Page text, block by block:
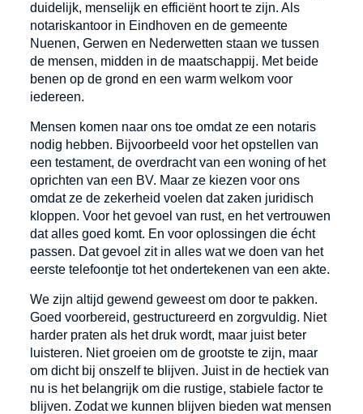
duidelijk, menselijk en efficiënt hoort te zijn. Als
notariskantoor in Eindhoven en de gemeente
Nuenen, Gerwen en Nederwetten staan we tussen
de mensen, midden in de maatschappij. Met beide
benen op de grond en een warm welkom voor
iedereen.
Mensen komen naar ons toe omdat ze een notaris
nodig hebben. Bijvoorbeeld voor het opstellen van
een testament, de overdracht van een woning of het
oprichten van een BV. Maar ze kiezen voor ons
omdat ze de zekerheid voelen dat zaken juridisch
kloppen. Voor het gevoel van rust, en het vertrouwen
dat alles goed komt. En voor oplossingen die écht
passen. Dat gevoel zit in alles wat we doen van het
eerste telefoontje tot het ondertekenen van een akte.
We zijn altijd gewend geweest om door te pakken.
Goed voorbereid, gestructureerd en zorgvuldig. Niet
harder praten als het druk wordt, maar juist beter
luisteren. Niet groeien om de grootste te zijn, maar
om dicht bij onszelf te blijven. Juist in de hectiek van
nu is het belangrijk om die rustige, stabiele factor te
blijven. Zodat we kunnen blijven bieden wat mensen